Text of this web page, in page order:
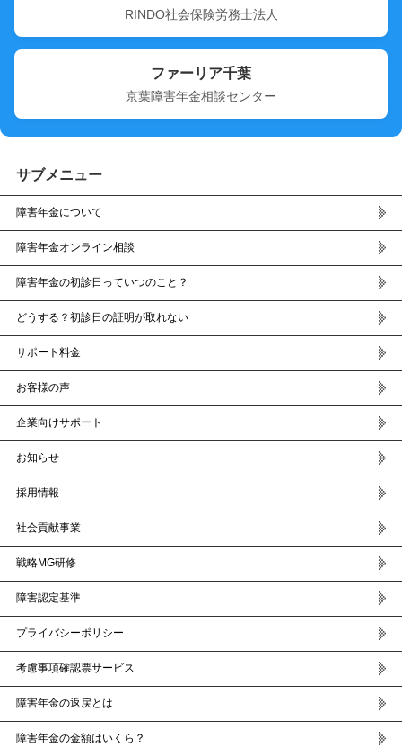
RINDO社会保険労務士法人
ファーリア千葉
京葉障害年金相談センター
サブメニュー
障害年金について
障害年金オンライン相談
障害年金の初診日っていつのこと？
どうする？初診日の証明が取れない
サポート料金
お客様の声
企業向けサポート
お知らせ
採用情報
社会貢献事業
戦略MG研修
障害認定基準
プライバシーポリシー
考慮事項確認票サービス
障害年金の返戻とは
障害年金の金額はいくら？